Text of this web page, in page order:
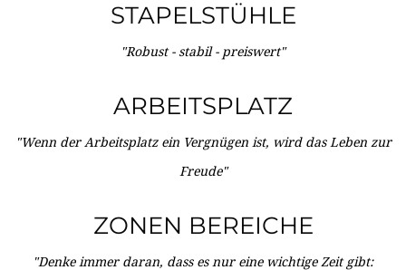
STAPELSTÜHLE
"Robust - stabil - preiswert"
ARBEITSPLATZ
"Wenn der Arbeitsplatz ein Vergnügen ist, wird das Leben zur
Freude"
ZONEN BEREICHE
"Denke immer daran, dass es nur eine wichtige Zeit gibt: